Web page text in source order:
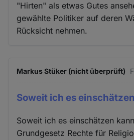
"Hirten" als etwas Gutes
gewählte Politiker auf deren
Rücksicht nehmen.
Markus Stüker (nicht überprüft)
Soweit ich es einschätzen
Soweit ich es einschätzen
Grundgesetz Rechte für